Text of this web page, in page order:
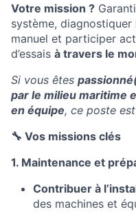
Votre mission ?
système,
manuel et participer
d’essais à travers le
Si vous êtes
par le milieu maritime
en équipe, ce poste
🔧 Vos missions clés
1. Maintenance et
Contribuer à
des machines et